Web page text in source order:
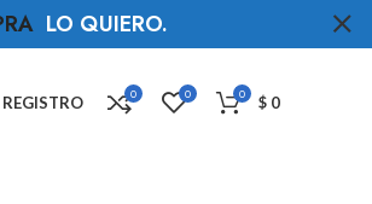
0 0 0 $ 0
LO QUIERO.